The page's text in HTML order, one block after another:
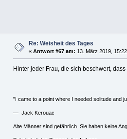
Re: Weisheit des Tages
«Antwort #67 am: 13. März 2019,
Hinter jeder Frau, die sich beschwert,
"I came to a point where I needed solitude and
— Jack Kerouac
Alte Männer sind gefährlich. Sie haben keine